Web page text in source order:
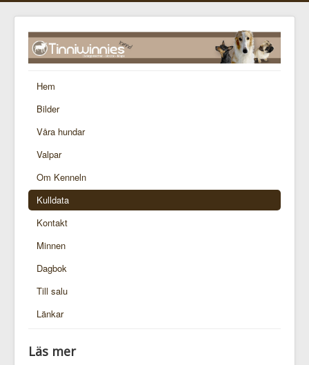
Hem
Bilder
Våra hundar
Valpar
Om Kenneln
Kulldata
Kontakt
Minnen
Dagbok
Till salu
Länkar
Läs mer